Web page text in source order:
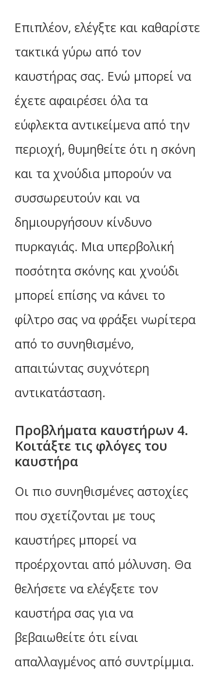
Επιπλέον, ελέγξτε και καθαρίστε
τακτικά γύρω από τον
καυστήρας σας. Ενώ μπορεί να
έχετε αφαιρέσει όλα τα
εύφλεκτα αντικείμενα από την
περιοχή, θυμηθείτε ότι η σκόνη
και τα χνούδια μπορούν να
συσσωρευτούν και να
δημιουργήσουν κίνδυνο
πυρκαγιάς. Μια υπερβολική
ποσότητα σκόνης και χνούδι
μπορεί επίσης να κάνει το
φίλτρο σας να φράξει νωρίτερα
από το συνηθισμένο,
απαιτώντας συχνότερη
αντικατάσταση.
Προβλήματα καυστήρων 4.
Κοιτάξτε τις φλόγες του
καυστήρα
Οι πιο συνηθισμένες αστοχίες
που σχετίζονται με τους
καυστήρες μπορεί να
προέρχονται από μόλυνση. Θα
θελήσετε να ελέγξετε τον
καυστήρα σας για να
βεβαιωθείτε ότι είναι
απαλλαγμένος από συντρίμμια.